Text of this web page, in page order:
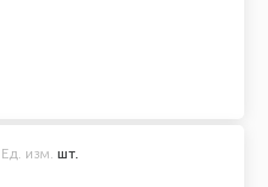
Ед. изм. шт.